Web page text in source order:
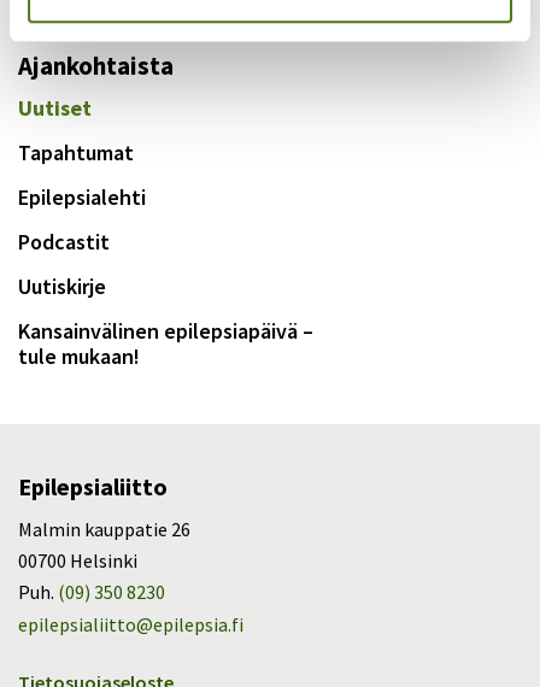
Ajankohtaista
Uutiset
Tapahtumat
Epilepsialehti
Podcastit
Uutiskirje
Kansainvälinen epilepsiapäivä –
tule mukaan!
Epilepsialiitto
Malmin kauppatie 26
00700 Helsinki
Puh. (09) 350 8230
epilepsialiitto@epilepsia.fi
Tietosuojaseloste